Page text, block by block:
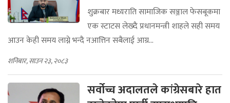
शुक्रबार मध्यराति सामाजिक सञ्जाल फेसबूकमा
एक स्टाटस लेख्दै प्रधानमन्त्री शाहले सही समय
आउन केही समय लाग्ने भन्दै नआत्तिन सबैलाई आग्र...
शनिबार, साउन २३, २०८३
सर्वोच्च अदालतले कांग्रेसबारे हात